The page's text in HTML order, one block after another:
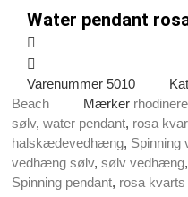
Water pendant
Varenummer 5010
Beach
Mærker
sølv, water pendant, rosa
halskædevedhæng, Spinning
vedhæng sølv, sølv vedhæng,
Spinning pendant, rosa